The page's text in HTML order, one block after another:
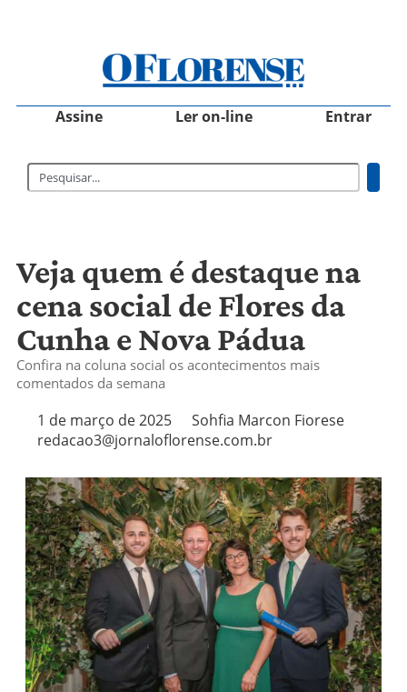
Assine Ler on-line Entrar
Veja quem é destaque na
cena social de Flores da
Cunha e Nova Pádua
Confira na coluna social os acontecimentos mais
comentados da semana
1 de março de 2025
Sohfia Marcon Fiorese
redacao3@jornaloflorense.com.br